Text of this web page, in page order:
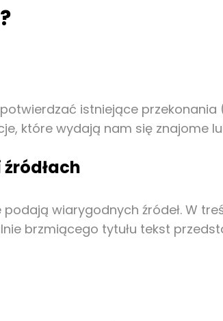
istniejące
które wydają nam się znajome
wiarygodnych źródeł. W
brzmiącego tytułu tekst